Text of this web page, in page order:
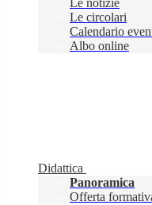
Le notizie
Le circolari
Calendario
Albo online
Didattica
Panoramica
Offerta